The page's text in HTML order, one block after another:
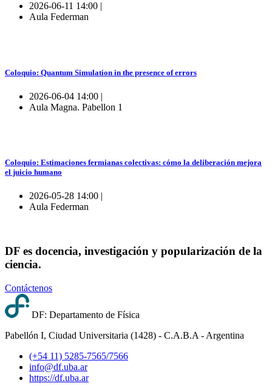
2026-06-11 14:00 |
Aula Federman
Coloquio: Quantum Simulation in the presence of errors
2026-06-04 14:00 |
Aula Magna. Pabellon 1
Coloquio: Estimaciones fermianas colectivas: cómo la deliberación mejora
el juicio humano
2026-05-28 14:00 |
Aula Federman
DF es docencia, investigación y popularización de la
ciencia.
Contáctenos
DF: Departamento de Física
Pabellón I, Ciudad Universitaria (1428) - C.A.B.A - Argentina
(+54 11) 5285-7565/7566
info@df.uba.ar
https://df.uba.ar